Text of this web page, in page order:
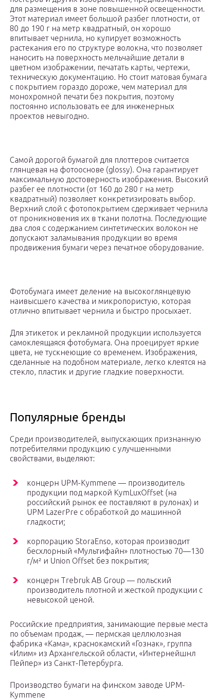
для размещения в зоне повышенной освещенности.
Этот материал имеет большой разбег плотности, от
80 до 190 г на метр квадратный, он хорошо
впитывает чернила, но купирует возможность
растекания его по структуре волокна, что позволяет
наносить на поверхность мельчайшие детали в
цветном изображении, печатать карты, чертежи,
техническую документацию. Но стоит матовая бумага
с покрытием гораздо дороже, чем материал для
монохромной печати без покрытия, поэтому
постоянно использовать ее для инженерных
проектов невыгодно.
Самой дорогой бумагой для плоттеров считается
глянцевая на фотооснове (glossy). Она гарантирует
максимальную достоверность изображения. Высокий
разбег ее плотности (от 160 до 280 г на метр
квадратный) позволяет конкретизировать выбор.
Верхний слой с фотопокрытием сдерживает чернила
от проникновения их в ткани полотна. Последующие
два слоя с содержанием синтетических волокон не
допускают заламывания продукции во время
продвижения бумаги через печатное оборудование.
Фотобумага имеет деление на высокоглянцевую
наивысшего качества и микропористую, которая
отлично впитывает чернила и быстро просыхает.
Для этикеток и рекламной продукции используется
самоклеящаяся фотобумага. Она проецирует яркие
цвета, не тускнеющие со временем. Изображения,
сделанные на подобном материале, легко клеятся на
стекло, пластик и другие гладкие поверхности.
Популярные бренды
Среди производителей, выпускающих признанную
потребителями продукцию с улучшенными
свойствами, выделяют:
концерн UPM-Kymmene — производитель
продукции под маркой KymLuxOffset (на
российский рынок ее поставляют в рулонах) и
UPM LazerPre с обработкой до машинной
гладкости;
корпорацию StoraEnso, которая производит
бесхлорный «Мультифайн» плотностью 70—130
г/м² и Union Offset без покрытия;
концерн Trebruk AB Group — польский
производитель плотной и жесткой продукции с
невысокой ценой.
Российские предприятия, занимающие первые места
по объемам продаж, — пермская целлюлозная
фабрика «Кама», краснокамский «Гознак», группа
«Илим» из Архангельской области, «Интернейшнл
Пейпер» из Санкт-Петербурга.
Производство бумаги на финском заводе UPM-
Kymmene